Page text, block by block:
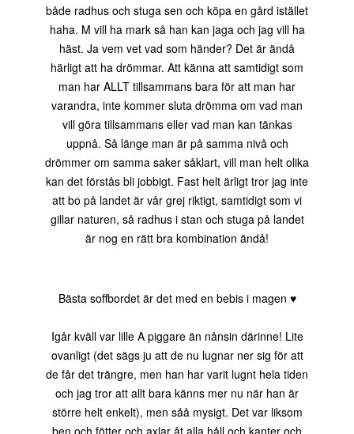
både radhus och stuga sen och köpa en gård istället
haha. M vill ha mark så han kan jaga och jag vill ha
häst. Ja vem vet vad som händer? Det är ändå
härligt att ha drömmar. Att känna att samtidigt som
man har ALLT tillsammans bara för att man har
varandra, inte kommer sluta drömma om vad man
vill göra tillsammans eller vad man kan tänkas
uppnå. Så länge man är på samma nivå och
drömmer om samma saker såklart, vill man helt olika
kan det förstås bli jobbigt. Fast helt ärligt tror jag inte
att bo på landet är vår grej riktigt, samtidigt som vi
gillar naturen, så radhus i stan och stuga på landet
är nog en rätt bra kombination ändå!
Bästa soffbordet är det med en bebis i magen ♥
Igår kväll var lille A piggare än nånsin därinne! Lite
ovanligt (det sägs ju att de nu lugnar ner sig för att
de får det trängre, men han har varit lugnt hela tiden
och jag tror att allt bara känns mer nu när han är
större helt enkelt), men såå mysigt. Det var liksom
ben och fötter och axlar åt alla håll och kanter och